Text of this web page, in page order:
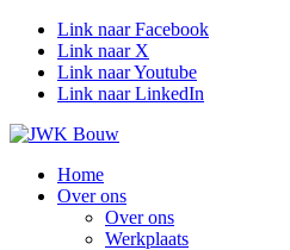
Link naar Facebook
Link naar X
Link naar Youtube
Link naar LinkedIn
Home
Over ons
Over ons
Werkplaats